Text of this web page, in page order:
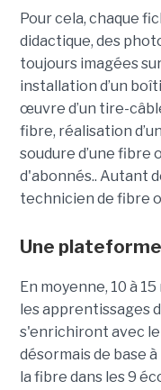
Pour cela, chaque
didactique, des
toujours imagées
installation d’un
œuvre d’un tire-
fibre, réalisation
soudure d’une fibre
d'abonnés.. Autant
technicien de fibre
Une
En moyenne, 10 à
les apprentissages
s'enrichiront avec
désormais de base
la fibre dans les 9